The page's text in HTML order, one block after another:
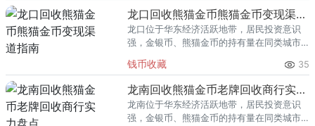
回收渠道里，能精准识别版别溢
龙口回收熊猫金币熊猫金币变现渠道指南
龙口位于华东经济活跃地带，居民投资意识
强，金银币、熊猫金币的持有量在同类城市
熊猫金币的需求就明显升温，但鱼龙混杂的
回收渠道里，能精准识别版别溢
钱币收藏 35
龙南回收熊猫金币老牌回收商行实力盘点
龙南位于华东经济活跃地带，居民投资意识
强，金银币、熊猫金币的持有量在同类城市